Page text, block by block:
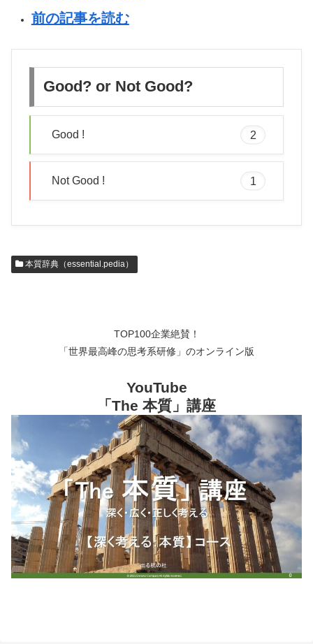
前の記事を読む
Good? or Not Good?
Good ! 2
Not Good ! 1
本質辞典（essential.pedia）
TOP100企業絶賛！
「世界最高峰の思考系研修」のオンライン版
YouTube
「The 本質」講座